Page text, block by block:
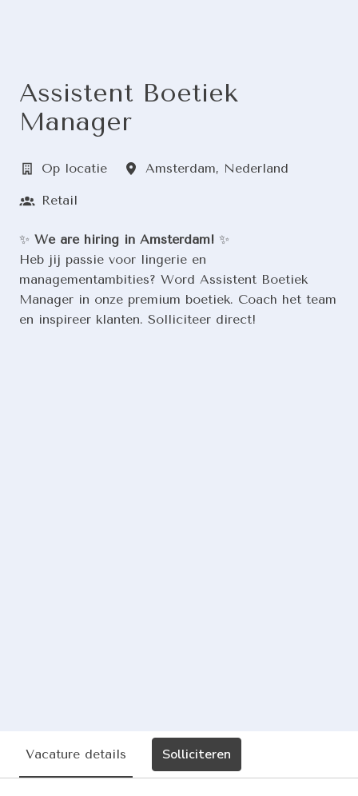
Assistent Boetiek
Manager
Op locatie Amsterdam, Nederland
Retail
✨ We are hiring in Amsterdam! ✨
Heb jij passie voor lingerie en
managementambities? Word Assistent Boetiek
Manager in onze premium boetiek. Coach het team
en inspireer klanten. Solliciteer direct!
Vacature details Solliciteren